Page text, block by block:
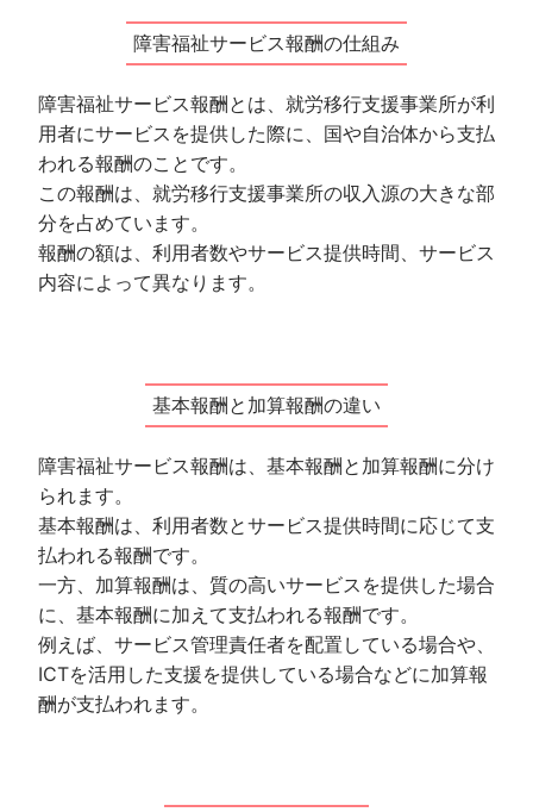
障害福祉サービス報酬の仕組み
障害福祉サービス報酬とは、就労移行支援事業所が利
用者にサービスを提供した際に、国や自治体から支払
われる報酬のことです。
この報酬は、就労移行支援事業所の収入源の大きな部
分を占めています。
報酬の額は、利用者数やサービス提供時間、サービス
内容によって異なります。
基本報酬と加算報酬の違い
障害福祉サービス報酬は、基本報酬と加算報酬に分け
られます。
基本報酬は、利用者数とサービス提供時間に応じて支
払われる報酬です。
一方、加算報酬は、質の高いサービスを提供した場合
に、基本報酬に加えて支払われる報酬です。
例えば、サービス管理責任者を配置している場合や、
ICTを活用した支援を提供している場合などに加算報
酬が支払われます。